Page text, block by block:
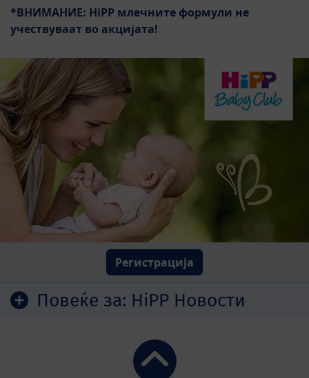
*ВНИМАНИЕ: HiPP млечните формули не
учествуваат во акцијата!
Регистрација
Повеќе за: HiPP Новости